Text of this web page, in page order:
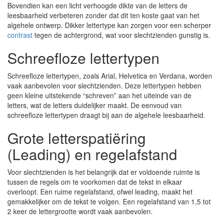
Bovendien kan een licht verhoogde dikte van de letters de
leesbaarheid verbeteren zonder dat dit ten koste gaat van het
algehele ontwerp. Dikker lettertype kan zorgen voor een scherper
contrast tegen de achtergrond, wat voor slechtzienden gunstig is.
Schreefloze lettertypen
Schreefloze lettertypen, zoals Arial, Helvetica en Verdana, worden
vaak aanbevolen voor slechtzienden. Deze lettertypen hebben
geen kleine uitstekende “schreven” aan het uiteinde van de
letters, wat de letters duidelijker maakt. De eenvoud van
schreefloze lettertypen draagt bij aan de algehele leesbaarheid.
Grote letterspatiëring
(Leading) en regelafstand
Voor slechtzienden is het belangrijk dat er voldoende ruimte is
tussen de regels om te voorkomen dat de tekst in elkaar
overloopt. Een ruime regelafstand, ofwel leading, maakt het
gemakkelijker om de tekst te volgen. Een regelafstand van 1,5 tot
2 keer de lettergrootte wordt vaak aanbevolen.